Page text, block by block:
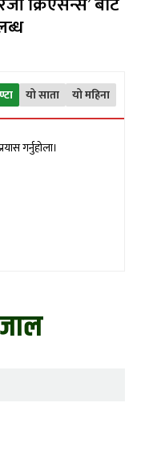
यो साता यो महिना
गर्नुहोला।